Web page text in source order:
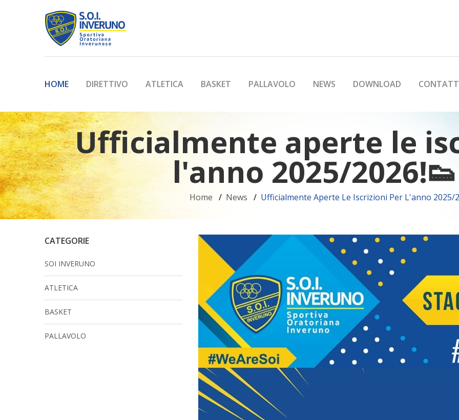
HOME DIRETTIVO ATLETICA BASKET PALLAVOLO NEWS DOWNLOAD
Ufficialmente aperte le
l'anno 2025/
Home News Ufficialmente Aperte Le Iscrizioni Per L'anno 2025/
CATEGORIE
SOI INVERUNO
ATLETICA
BASKET
PALLAVOLO